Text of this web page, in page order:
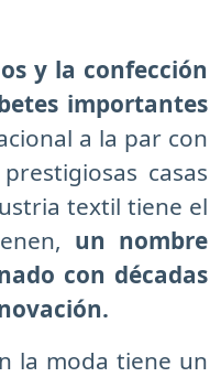
y la confección
importantes
a la par con
casas
textil tiene el
un nombre
con décadas
la moda tiene un